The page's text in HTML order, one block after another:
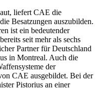
liefert CAE die
Besatzungen auszubilden.
ist ein bedeutender
seit mehr als sechs
Partner für Deutschland
in Montreal. Auch die
der
CAE ausgebildet. Bei der
Pistorius an einer